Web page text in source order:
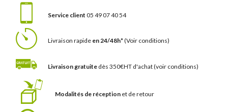
Service client 05 49 07 40 54
Livraison rapide en 24/48h*(Voir conditions)
Livraison gratuite dès 350€HT d'achat(voir conditions)
Modalités de réception et de retour